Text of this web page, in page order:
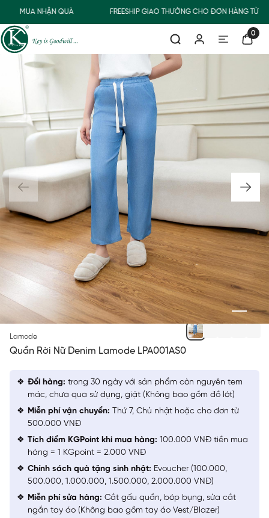
MUA NHẬN QUÀ FREESHIP GIAO THƯỜNG CHO ĐƠN HÀNG TỪ
0
Lamode
Quần Rời Nữ Denim Lamode LPA001AS0
XANH BIỂN 2 MF
Đổi hàng: trong 30 ngày với sản phẩm còn nguyên tem
mác, chưa qua sử dụng, giặt (Không bao gồm đồ lót)
Miễn phí vận chuyển: Thứ 7, Chủ nhật hoặc cho đơn từ
500.000 VNĐ
Tích điểm KGPoint khi mua hàng: 100.000 VNĐ tiền mua
hàng = 1 KGpoint = 2.000 VNĐ
Chính sách quà tặng sinh nhật: Evoucher (100.000,
500.000, 1.000.000, 1.500.000, 2.000.000 VNĐ)
Miễn phí sửa hàng: Cắt gấu quần, bóp bụng, sửa cắt
ngắn tay áo (Không bao gồm tay áo Vest/Blazer)